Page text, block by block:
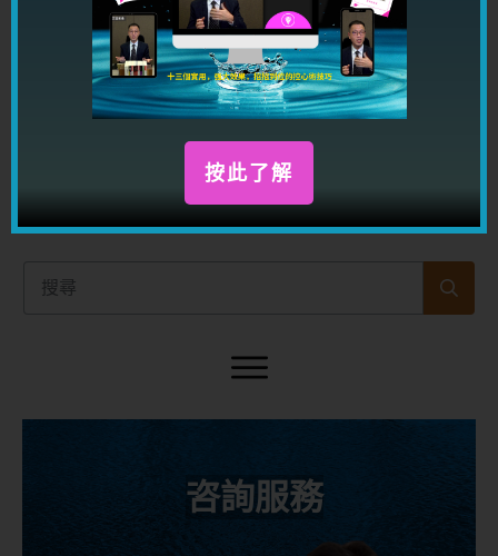
服務詳覽：
http://lungcourse.com/service
咨詢服務
按此了解